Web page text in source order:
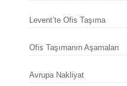
Levent’te Ofis Taşıma
Ofis Taşımanın Aşamaları
Avrupa Nakliyat